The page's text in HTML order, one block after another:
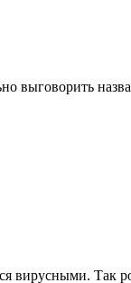
выговорить
вирусными. Так